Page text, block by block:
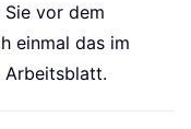
vor dem
einmal das im
Arbeitsblatt.